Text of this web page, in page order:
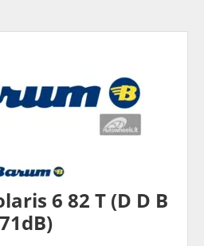
6 82 T (D D B
71dB)